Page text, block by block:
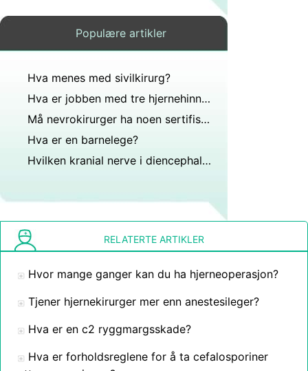
Populære artikler
Hva menes med sivilkirurg?
Hva er jobben med tre hjernehinner (membraner) som dekker hjernen?
Må nevrokirurger ha noen sertifisering eller lisenser?
Hva er en barnelege?
Hvilken kranial nerve i diencephalon?
RELATERTE ARTIKLER
Hvor mange ganger kan du ha hjerneoperasjon?
Tjener hjernekirurger mer enn anestesileger?
Hva er en c2 ryggmargsskade?
Hva er forholdsreglene for å ta cefalosporiner